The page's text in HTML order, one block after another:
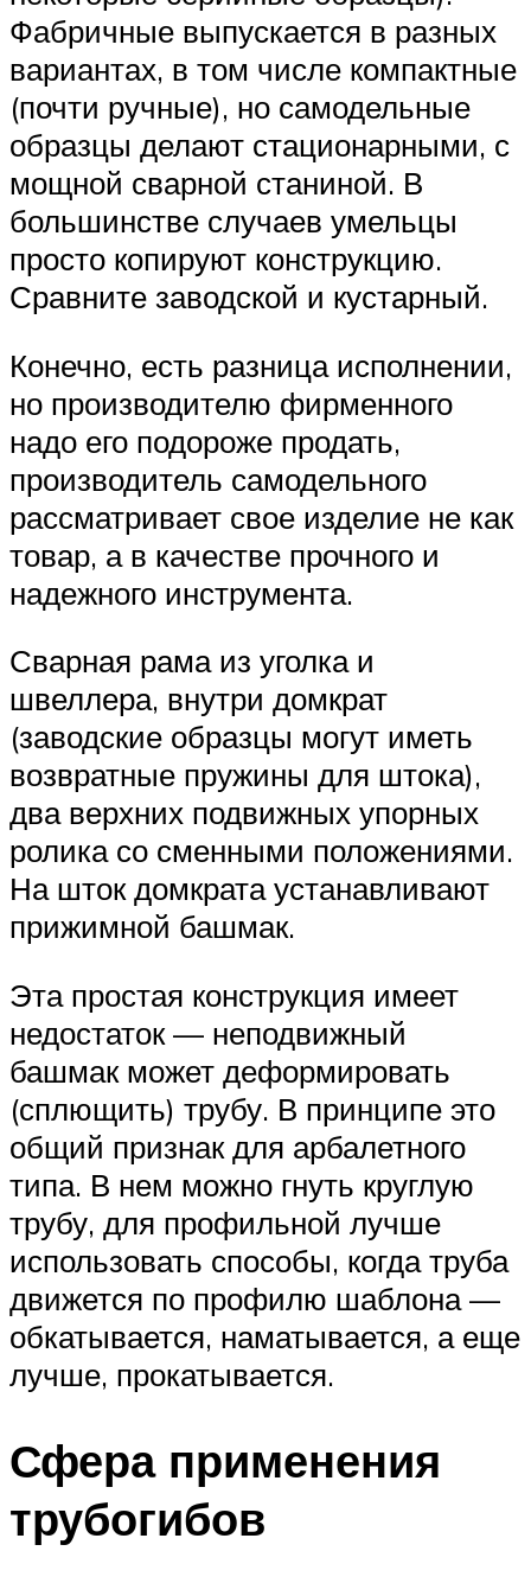
Фабричные выпускается в разных
вариантах, в том числе компактные
(почти ручные), но самодельные
образцы делают стационарными, с
мощной сварной станиной. В
большинстве случаев умельцы
просто копируют конструкцию.
Сравните заводской и кустарный.
Конечно, есть разница исполнении,
но производителю фирменного
надо его подороже продать,
производитель самодельного
рассматривает свое изделие не как
товар, а в качестве прочного и
надежного инструмента.
Сварная рама из уголка и
швеллера, внутри домкрат
(заводские образцы могут иметь
возвратные пружины для штока),
два верхних подвижных упорных
ролика со сменными положениями.
На шток домкрата устанавливают
прижимной башмак.
Эта простая конструкция имеет
недостаток — неподвижный
башмак может деформировать
(сплющить) трубу. В принципе это
общий признак для арбалетного
типа. В нем можно гнуть круглую
трубу, для профильной лучше
использовать способы, когда труба
движется по профилю шаблона —
обкатывается, наматывается, а еще
лучше, прокатывается.
Сфера применения
трубогибов